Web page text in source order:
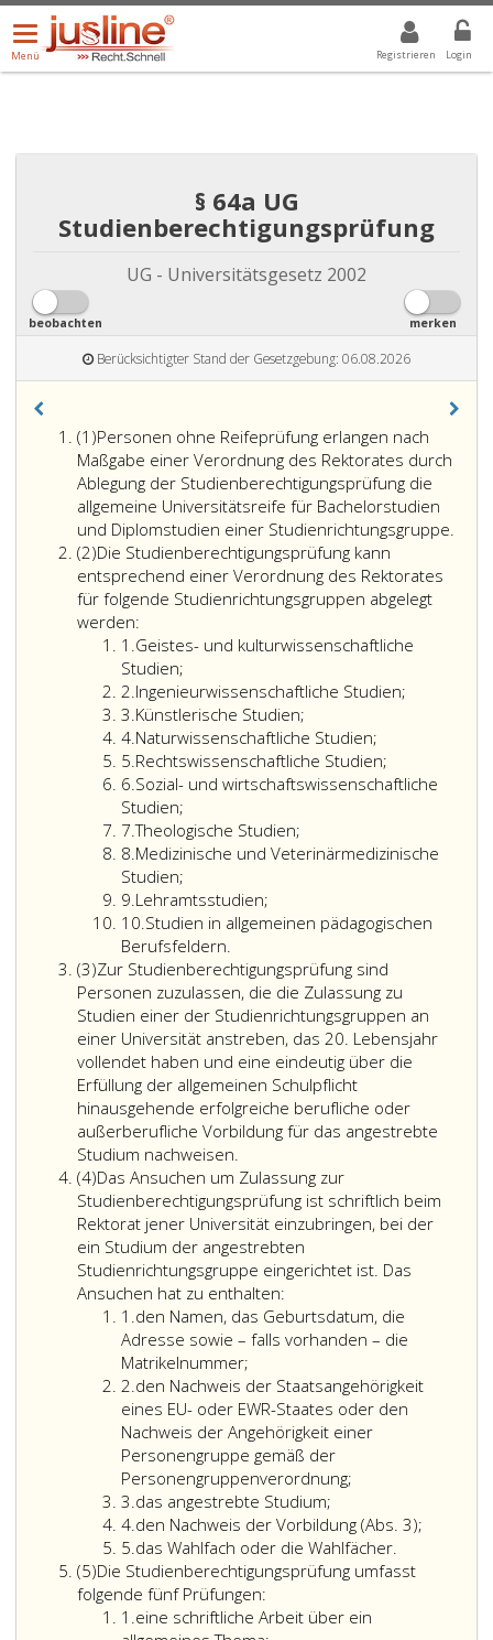
Registrieren Login
Menü
öffnen/schließen
Menü
ALLE DROPDOWN: GEWÄHLTER WERT IST ALLE
§ 64a UG
Studienberechtigungsprüfung
UG - Universitätsgesetz 2002
beobachten merken
Berücksichtigter Stand der Gesetzgebung: 06.08.2026
(1)Absatz
eins
Personen ohne Reifeprüfung erlangen nach
Maßgabe einer Verordnung des Rektorates durch
Ablegung der Studienberechtigungsprüfung die
allgemeine Universitätsreife für Bachelorstudien
und Diplomstudien einer Studienrichtungsgruppe.
(2)Absatz
2
Die Studienberechtigungsprüfung kann
entsprechend einer Verordnung des Rektorates
für folgende Studienrichtungsgruppen abgelegt
werden:
1.Ziffer
eins
Geistes- und kulturwissenschaftliche
Studien;
2.Ziffer
2
Ingenieurwissenschaftliche Studien;
3.Ziffer
3
Künstlerische Studien;
4.Ziffer
4
Naturwissenschaftliche Studien;
5.Ziffer
5
Rechtswissenschaftliche Studien;
6.Ziffer
6
Sozial- und wirtschaftswissenschaftliche
Studien;
7.Ziffer
7
Theologische Studien;
8.Ziffer
8
Medizinische und Veterinärmedizinische
Studien;
9.Ziffer
9
Lehramtsstudien;
10.Ziffer
10
Studien in allgemeinen pädagogischen
Berufsfeldern.
(3)Absatz
3
Zur Studienberechtigungsprüfung sind
Personen zuzulassen, die die Zulassung zu
Studien einer der Studienrichtungsgruppen an
einer Universität anstreben, das 20. Lebensjahr
vollendet haben und eine eindeutig über die
Erfüllung der allgemeinen Schulpflicht
hinausgehende erfolgreiche berufliche oder
außerberufliche Vorbildung für das angestrebte
Studium nachweisen.
(4)Absatz
4
Das Ansuchen um Zulassung zur
Studienberechtigungsprüfung ist schriftlich beim
Rektorat jener Universität einzubringen, bei der
ein Studium der angestrebten
Studienrichtungsgruppe eingerichtet ist. Das
Ansuchen hat zu enthalten:
1.Ziffer
eins
den Namen, das Geburtsdatum, die
Adresse sowie – falls vorhanden – die
Matrikelnummer;
2.Ziffer
2
den Nachweis der Staatsangehörigkeit
eines EU- oder EWR-Staates oder den
Nachweis der Angehörigkeit einer
Personengruppe gemäß der
Personengruppenverordnung;
3.Ziffer
3
das angestrebte Studium;
4.Ziffer
4
den Nachweis der Vorbildung (Abs. 3);
5.Ziffer
5
das Wahlfach oder die Wahlfächer.
(5)Absatz
5
Die Studienberechtigungsprüfung umfasst
folgende fünf Prüfungen:
1.Ziffer
eine schriftliche Arbeit über ein